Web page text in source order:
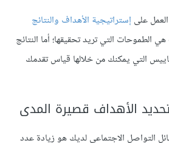
على إستراتيجية الأهداف والنتائج
الطموحات التي تريد تحقيقها؛ أما النتائج
التي يمكنك من خلالها قياس تقدمك
الأهداف قصيرة المدى
التواصل الاجتماعي لديك هو زيادة عدد